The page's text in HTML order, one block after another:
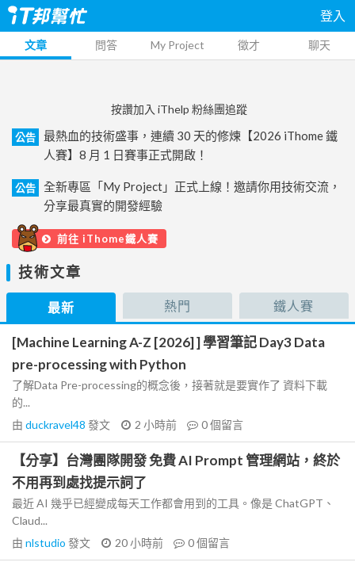
登入
文章 問答 My Project 徵才 聊天
按讚加入 iThelp 粉絲團追蹤
公告
最熱血的技術盛事，連續 30 天的修煉【2026 iThome 鐵
人賽】8 月 1 日賽事正式開啟！
公告
全新專區「My Project」正式上線！邀請你用技術交流，
分享最真實的開發經驗
前往 iThome鐵人賽
技術文章
最新 熱門 鐵人賽
[Machine Learning A-Z [2026] ] 學習筆記 Day3 Data
pre-processing with Python
了解Data Pre-processing的概念後，接著就是要實作了 資料下載
的...
由 duckravel48 發文 2 小時前 0個留言
【分享】台灣團隊開發 免費 AI Prompt 管理網站，終於
不用再到處找提示詞了
最近 AI 幾乎已經變成每天工作都會用到的工具。像是 ChatGPT、
Claud...
由 nlstudio 發文 20 小時前 0個留言